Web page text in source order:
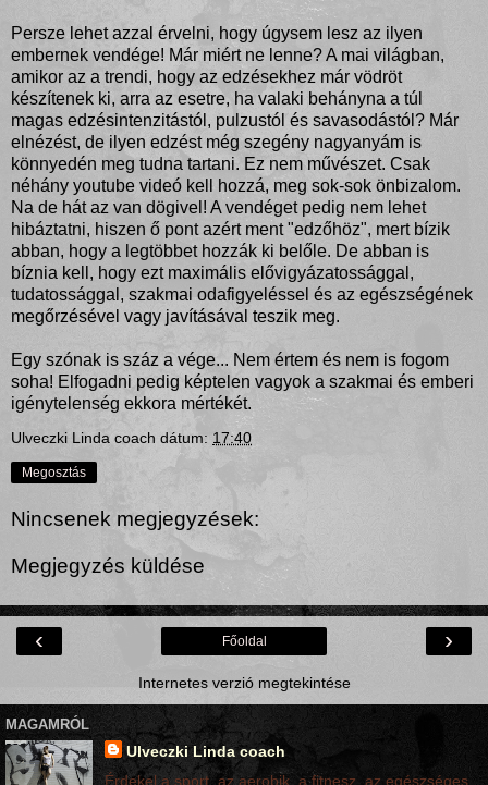
Persze lehet azzal érvelni, hogy úgysem lesz az ilyen
embernek vendége! Már miért ne lenne? A mai világban,
amikor az a trendi, hogy az edzésekhez már vödröt
készítenek ki, arra az esetre, ha valaki behányna a túl
magas edzésintenzitástól, pulzustól és savasodástól? Már
elnézést, de ilyen edzést még szegény nagyanyám is
könnyedén meg tudna tartani. Ez nem művészet. Csak
néhány youtube videó kell hozzá, meg sok-sok önbizalom.
Na de hát az van dögivel! A vendéget pedig nem lehet
hibáztatni, hiszen ő pont azért ment "edzőhöz", mert bízik
abban, hogy a legtöbbet hozzák ki belőle. De abban is
bíznia kell, hogy ezt maximális elővigyázatossággal,
tudatossággal, szakmai odafigyeléssel és az egészségének
megőrzésével vagy javításával teszik meg.
Egy szónak is száz a vége... Nem értem és nem is fogom
soha! Elfogadni pedig képtelen vagyok a szakmai és emberi
igénytelenség ekkora mértékét.
Ulveczki Linda coach dátum: 17:40
Megosztás
Nincsenek megjegyzések:
Megjegyzés küldése
‹ ›
Főoldal
Internetes verzió megtekintése
MAGAMRÓL
Ulveczki Linda coach
Érdekel a sport, az aerobik, a fitnesz, az egészséges